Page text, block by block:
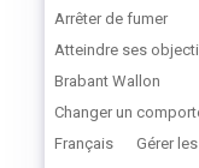
Arrêter de fumer
Atteindre ses
Brabant Wallon
Changer un
Français
Gérer